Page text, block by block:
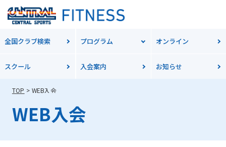
全国クラブ検索 プログラム オンライン
スクール 入会案内 お知らせ
TOP WEB入会
WEB入会